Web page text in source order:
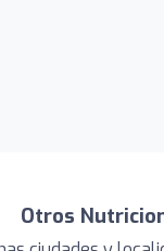
Otros